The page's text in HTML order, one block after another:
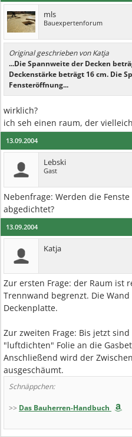
mls
Bauexpertenforum
Original geschrieben von Katja
...Die Spannweite der Decken
Deckenstärke beträgt 16 cm. Die
Fensteröffnung...
wirklich?
ich seh einen raum, der
13.09.2004
Lebski
Gast
Nebenfrage: Werden die
abgedichtet?
13.09.2004
Katja
Zur ersten Frage: der Raum ist
Trennwand begrenzt. Die
Deckenplatte.
Zur zweiten Frage: Bis jetzt
"luftdichten" Folie an die
Anschließend wird der
ausgeschäumt.
Schnäppchen:
>> Das Bauherren-Handbuch